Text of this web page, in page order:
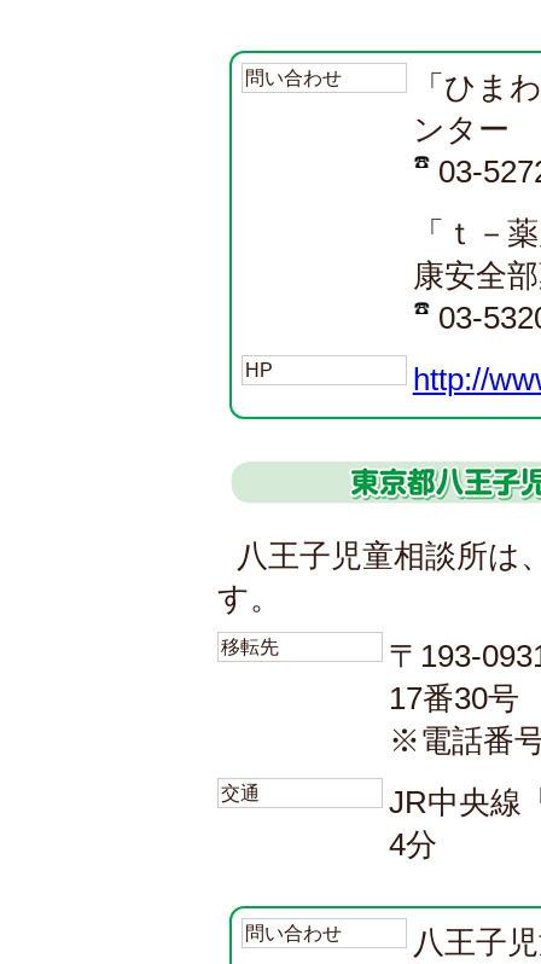
問い合わせ
「ひま
ンター
03-
「ｔ－
康安全
03-
HP http://
八王子児童相談所は
す。
移転先
〒193-
17番30号
※電話番
交通
JR中央線
4分
問い合わせ
八王子